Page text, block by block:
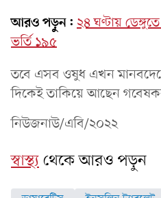
আরও পড়ুন: ২৪ ঘণ্টায়
ভর্তি ১৯৫
তবে এসব ওষুধ এখন
দিকেই তাকিয়ে আছেন
নিউজনাউ/এবি/২০২২
স্বাস্থ্যথেকে আরও পড়ুন